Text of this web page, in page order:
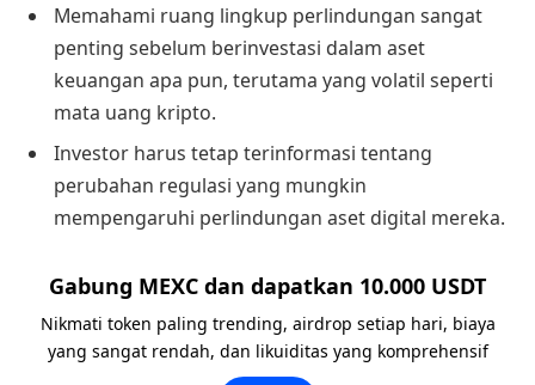
Memahami ruang lingkup perlindungan sangat
penting sebelum berinvestasi dalam aset
keuangan apa pun, terutama yang volatil seperti
mata uang kripto.
Investor harus tetap terinformasi tentang
perubahan regulasi yang mungkin
mempengaruhi perlindungan aset digital mereka.
Gabung MEXC dan dapatkan 10.000 USDT
Nikmati token paling trending, airdrop setiap hari, biaya
yang sangat rendah, dan likuiditas yang komprehensif